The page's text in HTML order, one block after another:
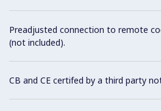
Preadjusted connection to remote
(not included).
CB and CE certifed by a third party